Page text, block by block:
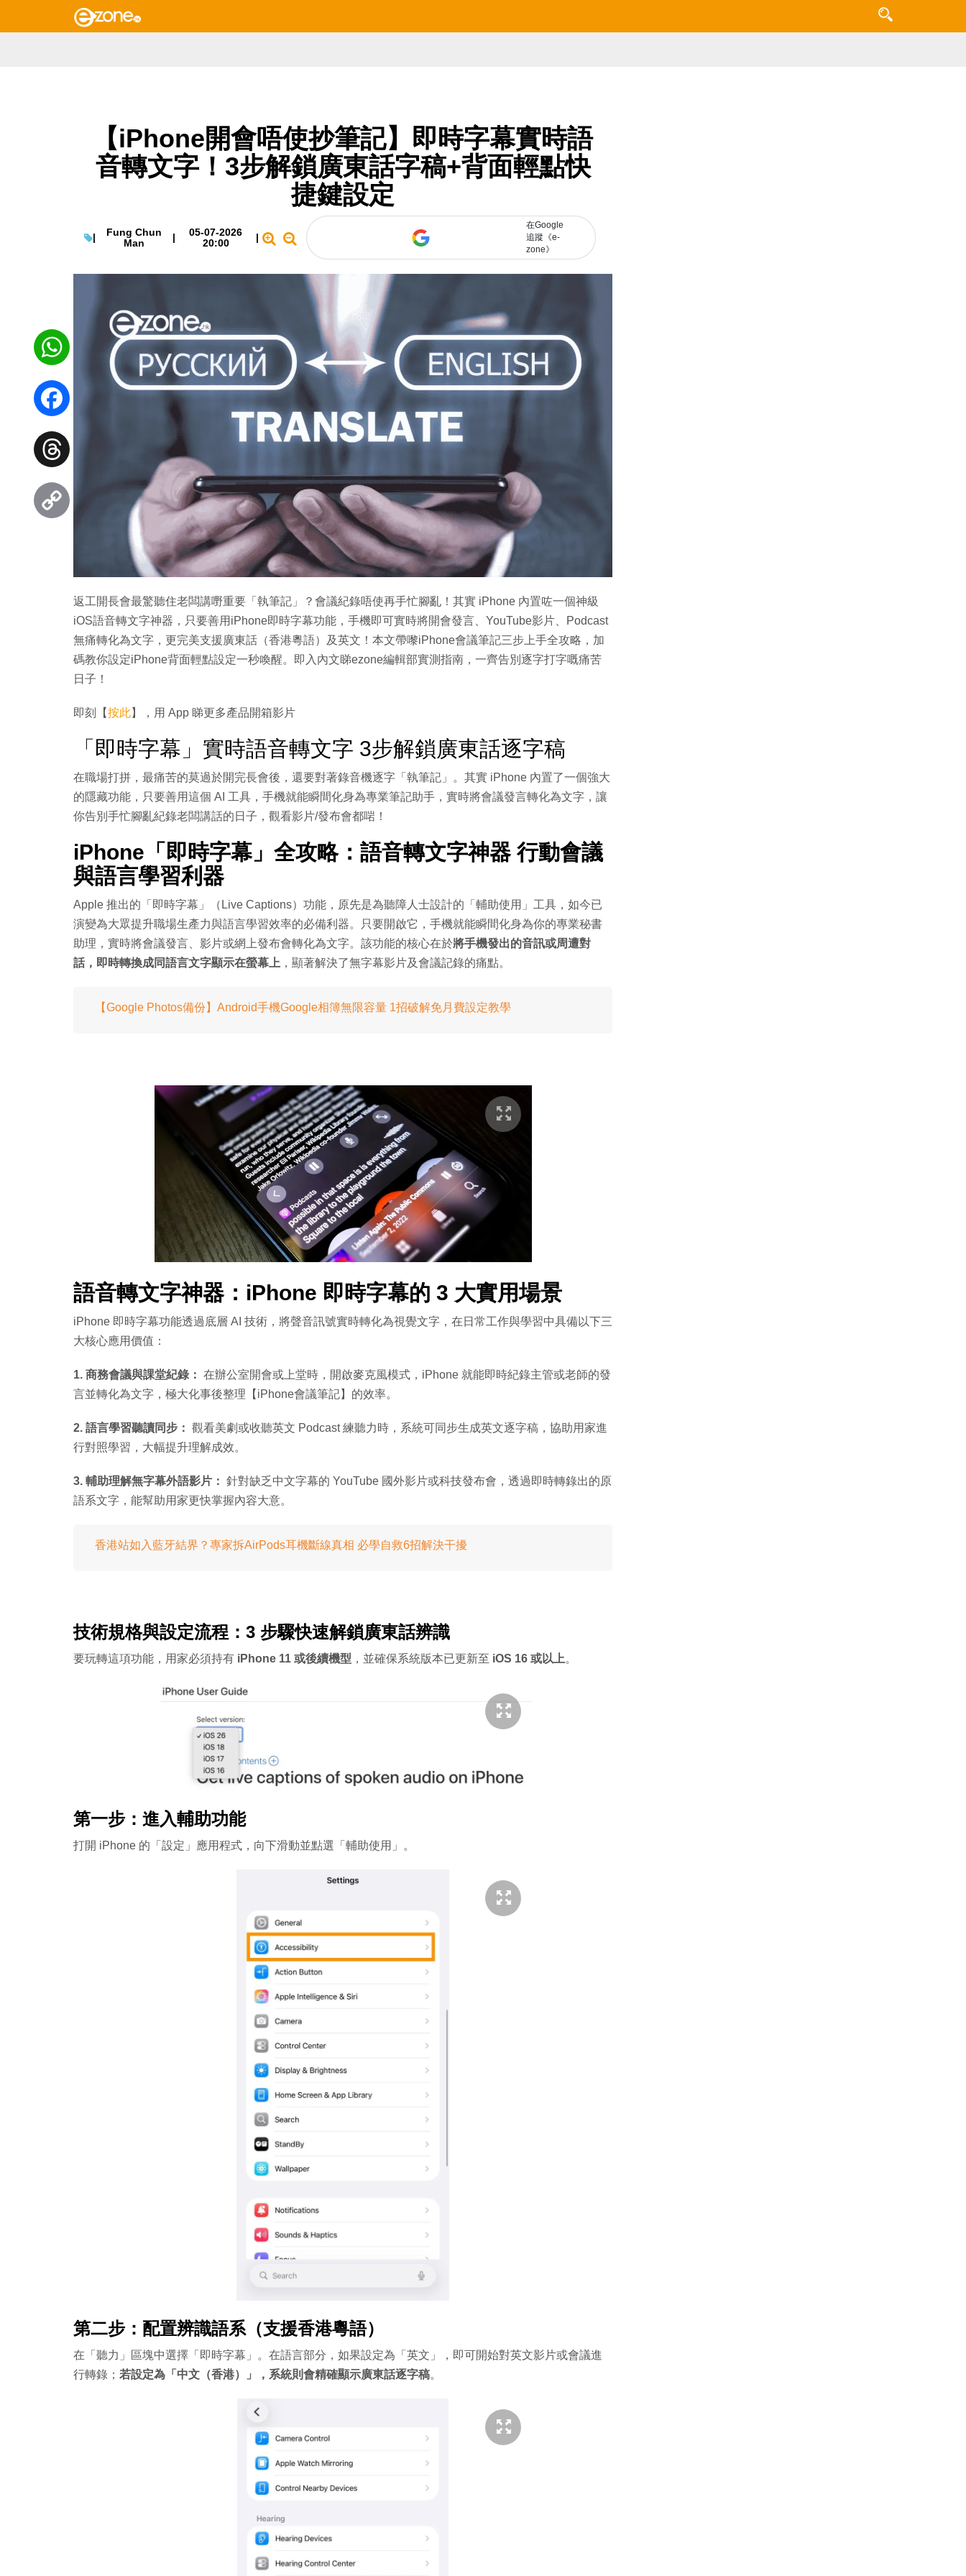
【iPhone開會唔使抄筆記】即時字幕實時語
音轉文字！3步解鎖廣東話字稿+背面輕點快
捷鍵設定
|
Fung Chun
Man
|
05-07-2026
20:00
|
在Google
追蹤《e-
zone》
返工開長會最驚聽住老闆講嘢重要「執筆記」？會議紀錄唔使再手忙腳亂！其實 iPhone 內置咗一個神級
iOS語音轉文字神器，只要善用iPhone即時字幕功能，手機即可實時將開會發言、YouTube影片、Podcast
無痛轉化為文字，更完美支援廣東話（香港粵語）及英文！本文帶嚟iPhone會議筆記三步上手全攻略，加
碼教你設定iPhone背面輕點設定一秒喚醒。即入內文睇ezone編輯部實測指南，一齊告別逐字打字嘅痛苦
日子！
即刻【按此】，用 App 睇更多產品開箱影片
「即時字幕」實時語音轉文字 3步解鎖廣東話逐字稿
在職場打拼，最痛苦的莫過於開完長會後，還要對著錄音機逐字「執筆記」。其實 iPhone 內置了一個強大
的隱藏功能，只要善用這個 AI 工具，手機就能瞬間化身為專業筆記助手，實時將會議發言轉化為文字，讓
你告別手忙腳亂紀錄老闆講話的日子，觀看影片/發布會都啱！
iPhone「即時字幕」全攻略：語音轉文字神器 行動會議
與語言學習利器
Apple 推出的「即時字幕」（Live Captions）功能，原先是為聽障人士設計的「輔助使用」工具，如今已
演變為大眾提升職場生產力與語言學習效率的必備利器。只要開啟它，手機就能瞬間化身為你的專業秘書
助理，實時將會議發言、影片或網上發布會轉化為文字。 該功能的核心在於將手機發出的音訊或周遭對
話，即時轉換成同語言文字顯示在螢幕上 ，顯著解決了無字幕影片及會議記錄的痛點。
【Google Photos備份】Android手機Google相簿無限容量 1招破解免月費設定教學
語音轉文字神器：iPhone 即時字幕的 3 大實用場景
iPhone 即時字幕功能透過底層 AI 技術，將聲音訊號實時轉化為視覺文字，在日常工作與學習中具備以下三
大核心應用價值：
1. 商務會議與課堂紀錄： 在辦公室開會或上堂時，開啟麥克風模式，iPhone 就能即時紀錄主管或老師的發
言並轉化為文字，極大化事後整理【iPhone會議筆記】的效率。
2. 語言學習聽讀同步： 觀看美劇或收聽英文 Podcast 練聽力時，系統可同步生成英文逐字稿，協助用家進
行對照學習，大幅提升理解成效。
3. 輔助理解無字幕外語影片： 針對缺乏中文字幕的 YouTube 國外影片或科技發布會，透過即時轉錄出的原
語系文字，能幫助用家更快掌握內容大意。
香港站如入藍牙結界？專家拆AirPods耳機斷線真相 必學自救6招解決干擾
技術規格與設定流程：3 步驟快速解鎖廣東話辨識
要玩轉這項功能，用家必須持有 iPhone 11 或後續機型 ，並確保系統版本已更新至 iOS 16 或以上。
第一步：進入輔助功能
打開 iPhone 的「設定」應用程式，向下滑動並點選「輔助使用」。
第二步：配置辨識語系（支援香港粵語）
在「聽力」區塊中選擇「即時字幕」。在語言部分，如果設定為「英文」，即可開始對英文影片或會議進
行轉錄； 若設定為「中文（香港）」，系統則會精確顯示廣東話逐字稿。
WhatsApp
Facebook
Threads